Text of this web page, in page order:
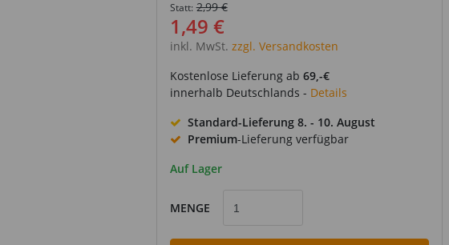
Statt: 2,99 €
1,49 €
inkl. MwSt. zzgl. Versandkosten
Kostenlose Lieferung ab 69,-€
innerhalb Deutschlands - Details
Standard-Lieferung 8. - 10. August
Premium-Lieferung verfügbar
Auf Lager
MENGE